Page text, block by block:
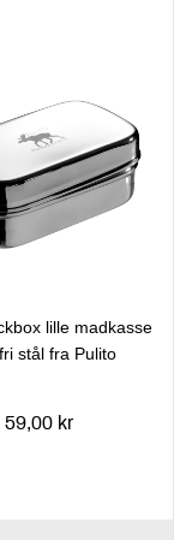
lille madkasse
stål fra Pulito
59,00 kr